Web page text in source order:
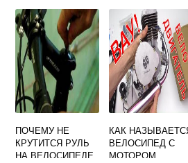
ВЕЛОСИПЕДЕ
ПОЧЕМУ НЕ
КРУТИТСЯ РУЛЬ
НА ВЕЛОСИПЕДЕ
КАК
ВЕЛОСИПЕД С
МОТОРОМ